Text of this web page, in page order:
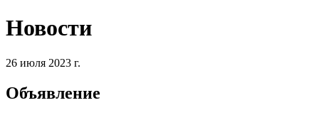
Новости
26 июля 2023 г.
Объявление